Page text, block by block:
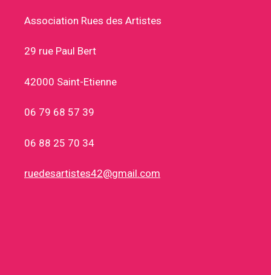
Association Rues des Artistes
29 rue Paul Bert
42000 Saint-Etienne
06 79 68 57 39
06 88 25 70 34
ruedesartistes42@gmail.com